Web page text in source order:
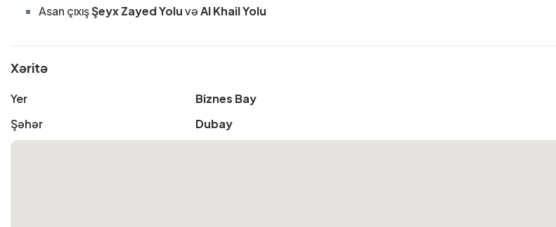
Asan çıxışŞeyx Zayed YoluvəAl Khail Yolu
Xəritə
Yer
Biznes Bay
Şəhər
Dubay